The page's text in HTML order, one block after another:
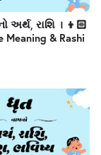
અર્થ, રાશિ । 👦🏻
Meaning & Rashi